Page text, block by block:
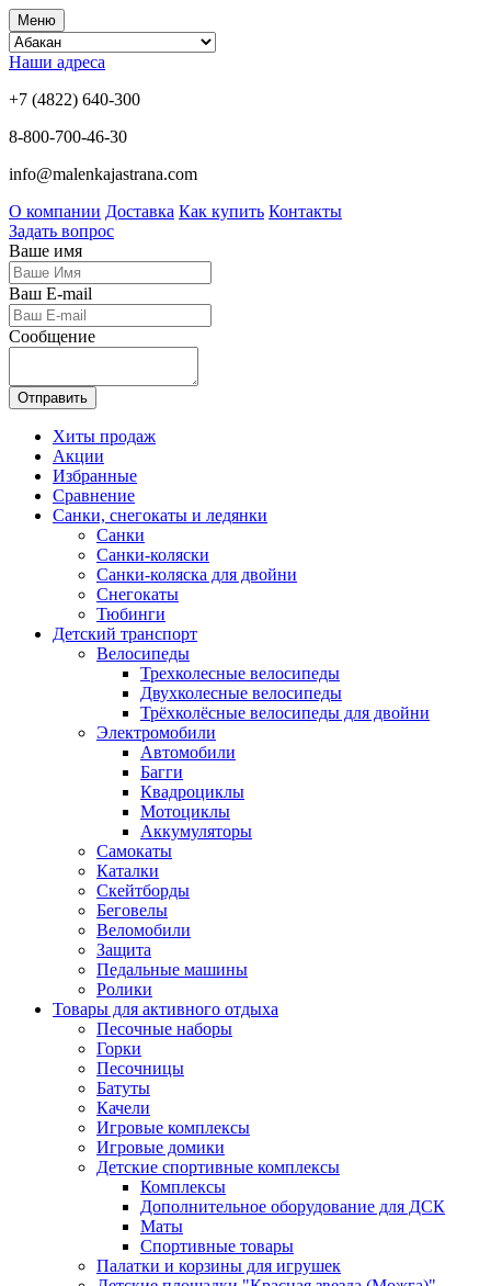
Меню
Наши адреса
+7 (4822) 640-300
8-800-700-46-30
info@malenkajastrana.com
О компании Доставка Как купить Контакты
Задать вопрос
Ваше имя
Ваш E-mail
Сообщение
Отправить
Хиты продаж
Акции
Избранные
Сравнение
Санки, снегокаты и ледянки
Санки
Санки-коляски
Санки-коляска для двойни
Снегокаты
Тюбинги
Детский транспорт
Велосипеды
Трехколесные велосипеды
Двухколесные велосипеды
Трёхколёсные велосипеды для двойни
Электромобили
Автомобили
Багги
Квадроциклы
Мотоциклы
Аккумуляторы
Самокаты
Каталки
Скейтборды
Беговелы
Веломобили
Защита
Педальные машины
Ролики
Товары для активного отдыха
Песочные наборы
Горки
Песочницы
Батуты
Качели
Игровые комплексы
Игровые домики
Детские спортивные комплексы
Комплексы
Дополнительное оборудование для ДСК
Маты
Спортивные товары
Палатки и корзины для игрушек